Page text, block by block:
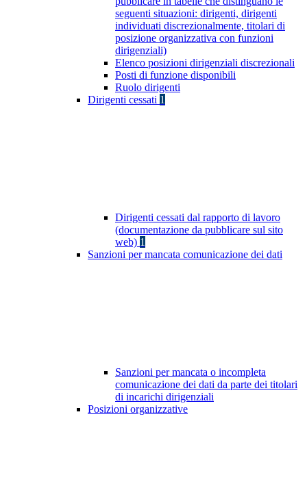
seguenti situazioni: dirigenti, dirigenti
individuati discrezionalmente, titolari di
posizione organizzativa con funzioni
dirigenziali)
Elenco posizioni dirigenziali discrezionali
Posti di funzione disponibili
Ruolo dirigenti
Dirigenti cessati 1
Dirigenti cessati dal rapporto di lavoro
(documentazione da pubblicare sul sito
web) 1
Sanzioni per mancata comunicazione dei dati
Sanzioni per mancata o incompleta
comunicazione dei dati da parte dei titolari
di incarichi dirigenziali
Posizioni organizzative